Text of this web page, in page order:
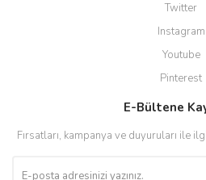
Twitter
Instagram
Youtube
Pinterest
E-Bültene
Fırsatları, kampanya ve duyuruları ile